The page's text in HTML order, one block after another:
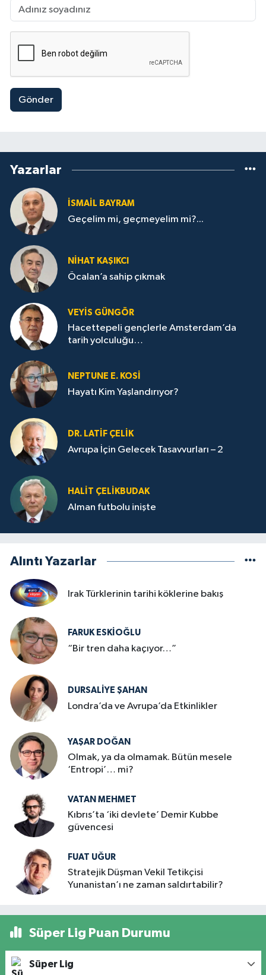
Gönder
Yazarlar
İSMAİL BAYRAM
Geçelim mi, geçmeyelim mi?...
NİHAT KAŞIKCI
Öcalan’a sahip çıkmak
VEYIS GÜNGÖR
Hacettepeli gençlerle Amsterdam’da
tarih yolculuğu…
NEPTUNE E. KOSİ
Hayatı Kim Yaşlandırıyor?
DR. LATİF ÇELİK
Avrupa İçin Gelecek Tasavvurları – 2
HALIT ÇELİKBUDAK
Alman futbolu inişte
Alıntı Yazarlar
Irak Türklerinin tarihi köklerine bakış
FARUK ESKİOĞLU
“Bir tren daha kaçıyor…”
DURSALIYE ŞAHAN
Londra’da ve Avrupa’da Etkinlikler
YAŞAR DOĞAN
Olmak, ya da olmamak. Bütün mesele
‘Entropi’… mi?
VATAN MEHMET
Kıbrıs’ta ‘iki devlete’ Demir Kubbe
güvencesi
FUAT UĞUR
Stratejik Düşman Vekil Tetikçisi
Yunanistan’ı ne zaman saldırtabilir?
Süper Lig Puan Durumu
Süper Lig